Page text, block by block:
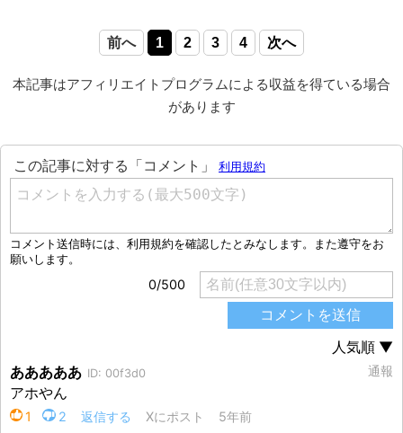
前へ 1 2 3 4 次へ
本記事はアフィリエイトプログラムによる収益を得ている場合
があります